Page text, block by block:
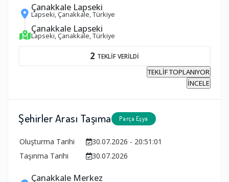
Çanakkale Lapseki
Lapseki, Çanakkale, Türkiye
Çanakkale Lapseki
Lapseki, Çanakkale, Türkiye
2 TEKLİF VERİLDİ
TEKLİF TOPLANIYOR
İNCELE
Şehirler Arası Taşıma Parça Eşya
Oluşturma Tarihi
30.07.2026 - 20:51:01
Taşınma Tarihi
30.07.2026
Çanakkale Merkez